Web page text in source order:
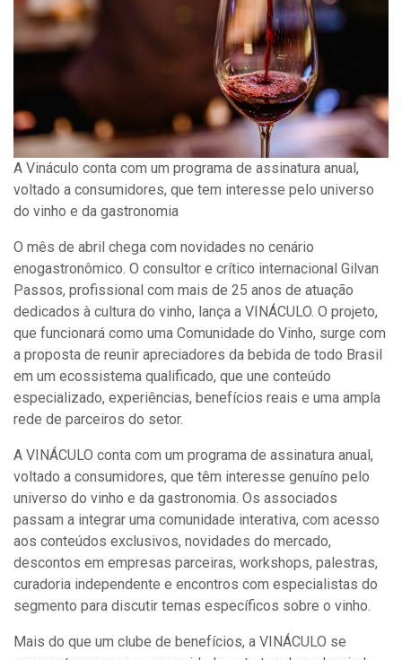
A Vináculo conta com um programa de assinatura anual,
voltado a consumidores, que tem interesse pelo universo
do vinho e da gastronomia
O mês de abril chega com novidades no cenário
enogastronômico. O consultor e crítico internacional Gilvan
Passos, profissional com mais de 25 anos de atuação
dedicados à cultura do vinho, lança a VINÁCULO. O projeto,
que funcionará como uma Comunidade do Vinho, surge com
a proposta de reunir apreciadores da bebida de todo Brasil
em um ecossistema qualificado, que une conteúdo
especializado, experiências, benefícios reais e uma ampla
rede de parceiros do setor.
A VINÁCULO conta com um programa de assinatura anual,
voltado a consumidores, que têm interesse genuíno pelo
universo do vinho e da gastronomia. Os associados
passam a integrar uma comunidade interativa, com acesso
aos conteúdos exclusivos, novidades do mercado,
descontos em empresas parceiras, workshops, palestras,
curadoria independente e encontros com especialistas do
segmento para discutir temas específicos sobre o vinho.
Mais do que um clube de benefícios, a VINÁCULO se